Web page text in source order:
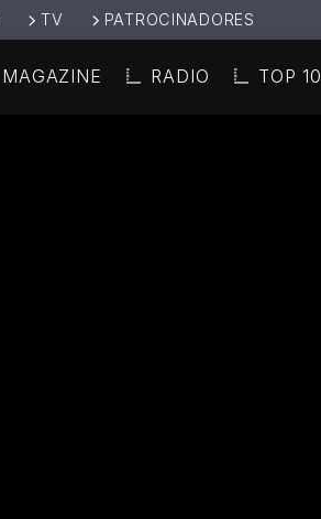
TV PATROCINADORES
MAGAZINE RADIO TOP 10